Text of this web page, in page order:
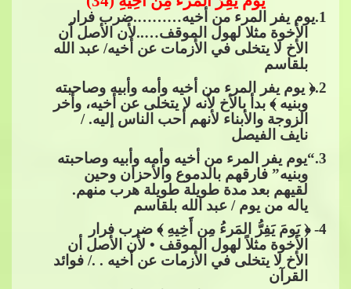
1.يوم يفر المرء من أ خيه……….ضرب فرار
الأخوة مثلا لهول الموقف…..لأن الأصل أن
الأخ لا يتخلى في الأزمات عن أخيه/ عبد الله
بلقاسم
2.﴿ يوم يفر المرء من أخيه وأمه وأبيه وصاحبته
وبنيه ﴾ بدأ بالأخ لأنه لا يتخلى عن أخيه، وأخر
الزوجة والأبناء لأنهم أحب الناس إليه. /
نايف الفيصل
3.“يوم يفر المرء من أخيه وأمه وأبيه وصاحبته
وبنيه” فارقهم بالدموع والأحزان وحين
لقيهم بعد مدة طويلة طويلة هرب منهم.
ياله من يوم / عبد الله بلقاسم
4- ﴿ يَومَ يَفِرُّ المَرءُ مِن أَخِيهِ ﴾ ضرب فرار
الأخوة مثلاً لهول الموقف • لأن الأصل أن
الأخ لا يتخلى في الأزمات عن​​ أخيه . ./ فوائد
القرآن